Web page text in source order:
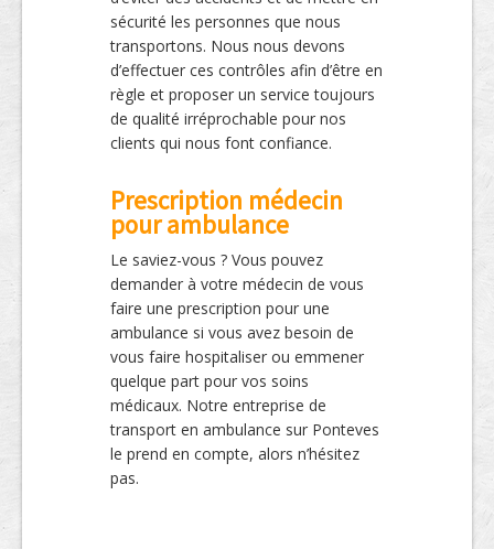
sécurité les personnes que nous
transportons. Nous nous devons
d’effectuer ces contrôles afin d’être en
règle et proposer un service toujours
de qualité irréprochable pour nos
clients qui nous font confiance.
Prescription médecin
pour ambulance
Le saviez-vous ? Vous pouvez
demander à votre médecin de vous
faire une prescription pour une
ambulance si vous avez besoin de
vous faire hospitaliser ou emmener
quelque part pour vos soins
médicaux. Notre entreprise de
transport en ambulance sur Ponteves
le prend en compte, alors n’hésitez
pas.